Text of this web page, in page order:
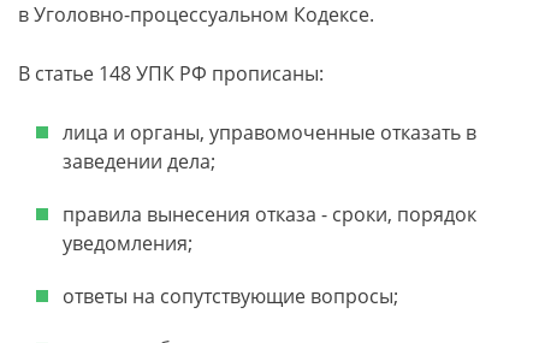
в Уголовно-процессуальном Кодексе.
В статье 148 УПК РФ прописаны:
лица и органы, управомоченные отказать в
заведении дела;
правила вынесения отказа - сроки, порядок
уведомления;
ответы на сопутствующие вопросы;